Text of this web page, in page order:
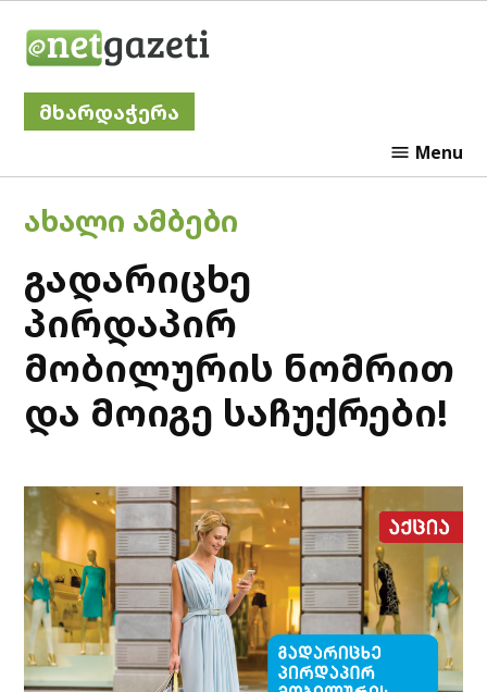
მხარდაჭერა
Menu
POSTED
ᲐᲮᲐᲚᲘ ᲐᲛᲑᲔᲑᲘ
გადარიცხე
პირდაპირ
მობილურის ნომრით
და მოიგე საჩუქრები!